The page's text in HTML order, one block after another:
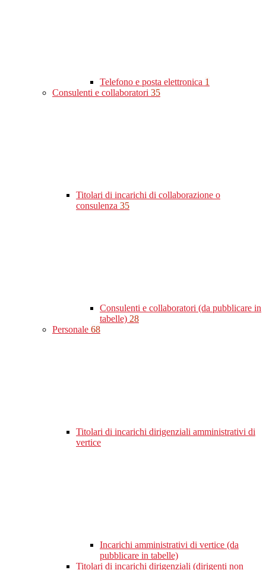
Telefono e posta elettronica 1
Consulenti e collaboratori 35
Titolari di incarichi di collaborazione o
consulenza 35
Consulenti e collaboratori (da pubblicare in
tabelle) 28
Personale 68
Titolari di incarichi dirigenziali amministrativi di
vertice
Incarichi amministrativi di vertice (da
pubblicare in tabelle)
Titolari di incarichi dirigenziali (dirigenti non